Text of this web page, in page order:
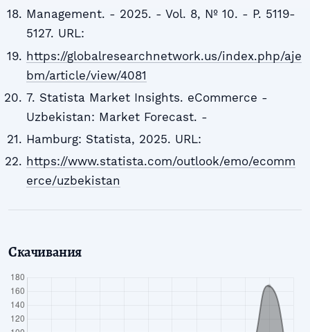
Management. - 2025. - Vol. 8, № 10. - P. 5119-
5127. URL:
https://globalresearchnetwork.us/index.php/aje
bm/article/view/4081
7. Statista Market Insights. eCommerce -
Uzbekistan: Market Forecast. -
Hamburg: Statista, 2025. URL:
https://www.statista.com/outlook/emo/ecomm
erce/uzbekistan
Скачивания